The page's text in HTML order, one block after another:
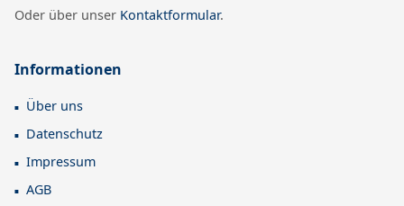
Oder über unser Kontaktformular.
Informationen
Über uns
Datenschutz
Impressum
AGB